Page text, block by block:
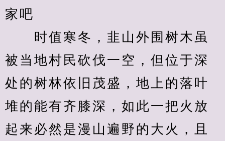
家吧
时值寒冬，韭山外围树木虽
被当地村民砍伐一空，但位于深
处的树林依旧茂盛，地上的落叶
堆的能有齐膝深，如此一把火放
起来必然是漫山遍野的大火，且